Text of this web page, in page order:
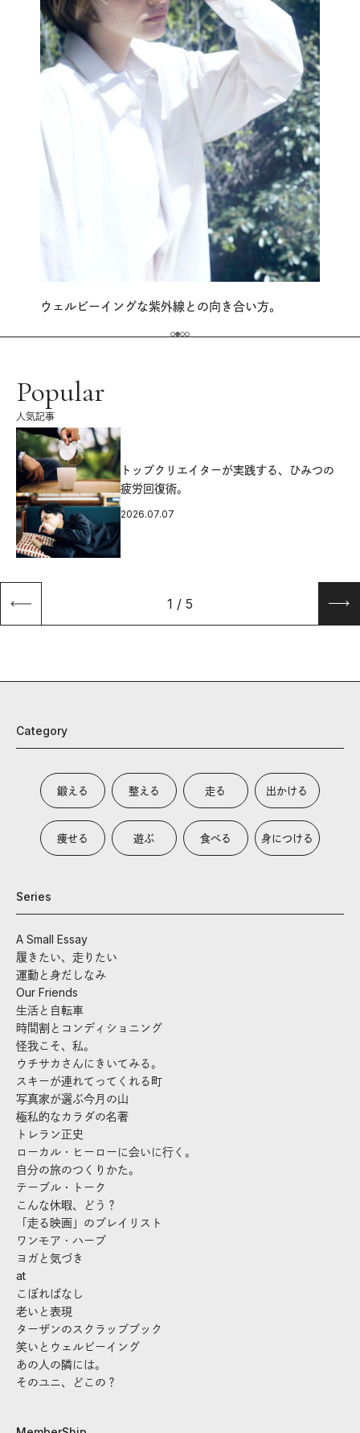
ウェルビーイングな紫外線との向き合い方。
Popular
人気記事
トップクリエイターが実践する、ひみつの
疲労回復術。
2026.07.07
1 / 5
Category
鍛える 整える 走る 出かける
痩せる 遊ぶ 食べる 身につける
Series
A Small Essay
履きたい、走りたい
運動と身だしなみ
Our Friends
生活と自転車
時間割とコンディショニング
怪我こそ、私。
ウチサカさんにきいてみる。
スキーが連れてってくれる町
写真家が選ぶ今月の山
極私的なカラダの名著
トレラン正史
ローカル・ヒーローに会いに行く。
自分の旅のつくりかた。
テーブル・トーク
こんな休暇、どう？
「走る映画」のプレイリスト
ワンモア・ハーブ
ヨガと気づき
at
こぼればなし
老いと表現
ターザンのスクラップブック
笑いとウェルビーイング
あの人の隣には。
そのユニ、どこの？